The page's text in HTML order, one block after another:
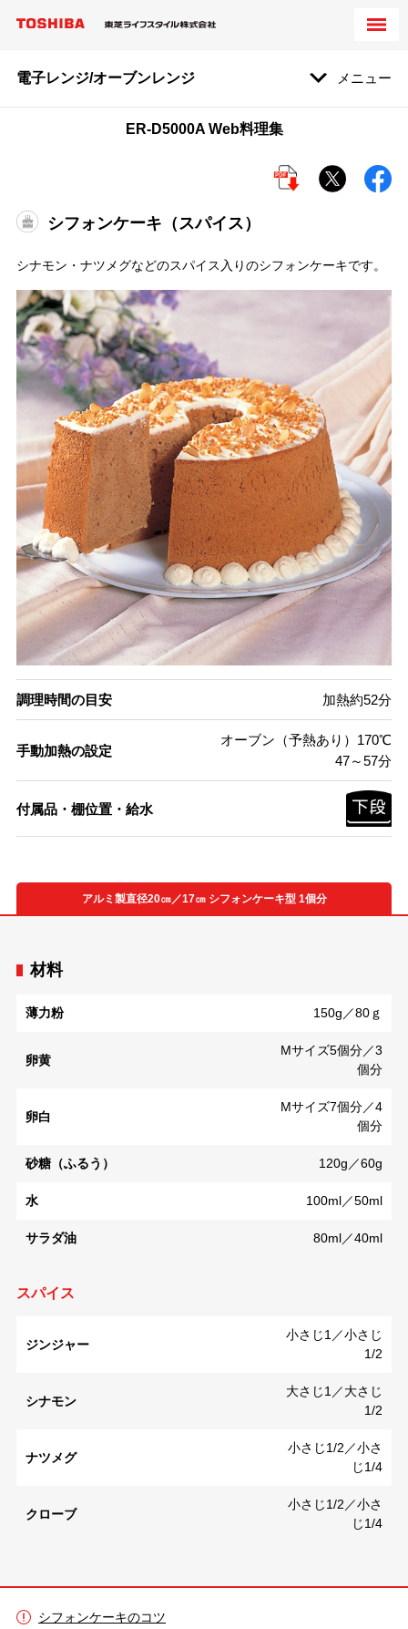
電子レンジ/オーブンレンジ メニュー
ER-D5000A Web料理集
シフォンケーキ（スパイス）
シナモン・ナツメグなどのスパイス入りのシフォンケーキです。
調理時間の目安 加熱約52分
手動加熱の設定
オーブン（予熱あり）170℃
47～57分
付属品・棚位置・給水
アルミ製直径20㎝／17㎝ シフォンケーキ型 1個分
材料
薄力粉 150g／80ｇ
卵黄
Mサイズ5個分／3
個分
卵白
Mサイズ7個分／4
個分
砂糖（ふるう） 120g／60g
水 100ml／50ml
サラダ油 80ml／40ml
スパイス
ジンジャー
小さじ1／小さじ
1/2
シナモン
大さじ1／大さじ
1/2
ナツメグ
小さじ1/2／小さ
じ1/4
クローブ
小さじ1/2／小さ
じ1/4
シフォンケーキのコツ